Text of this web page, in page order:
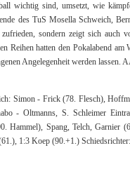
wichtig sind, umsetzt, wie
des TuS Mosella Schweich,
zufrieden, sondern zeigt sich
Reihen hatten den Pokalabend
Angelegenheit werden lassen.
Simon - Frick (78. Flesch),
- Oltmanns, S. Schleimer
Hammel), Spang, Telch, Garnier
1:3 Koep (90.+1.)